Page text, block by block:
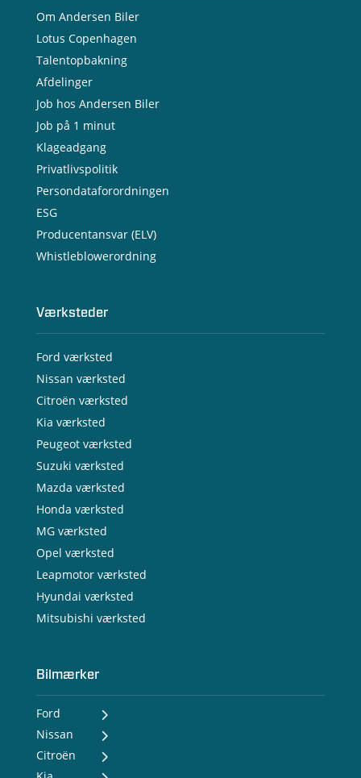
Om Andersen Biler
Lotus Copenhagen
Talentopbakning
Afdelinger
Job hos Andersen Biler
Job på 1 minut
Klageadgang
Privatlivspolitik
Persondataforordningen
ESG
Producentansvar (ELV)
Whistleblowerordning
Værksteder
Ford værksted
Nissan værksted
Citroën værksted
Kia værksted
Peugeot værksted
Suzuki værksted
Mazda værksted
Honda værksted
MG værksted
Opel værksted
Leapmotor værksted
Hyundai værksted
Mitsubishi værksted
Bilmærker
Ford
- Ford Puma Gen-E
- Ford Capri
- Ford Explorer
Nissan
- Nissan MICRA
Citroën